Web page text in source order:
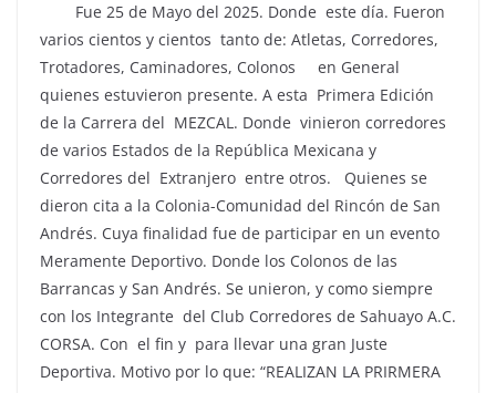
Fue 25 de Mayo del 2025. Donde este día. Fueron
varios cientos y cientos tanto de: Atletas, Corredores,
Trotadores, Caminadores, Colonos en General
quienes estuvieron presente. A esta Primera Edición
de la Carrera del MEZCAL. Donde vinieron corredores
de varios Estados de la República Mexicana y
Corredores del Extranjero entre otros. Quienes se
dieron cita a la Colonia-Comunidad del Rincón de San
Andrés. Cuya finalidad fue de participar en un evento
Meramente Deportivo. Donde los Colonos de las
Barrancas y San Andrés. Se unieron, y como siempre
con los Integrante del Club Corredores de Sahuayo A.C.
CORSA. Con el fin y para llevar una gran Juste
Deportiva. Motivo por lo que: “REALIZAN LA PRIRMERA